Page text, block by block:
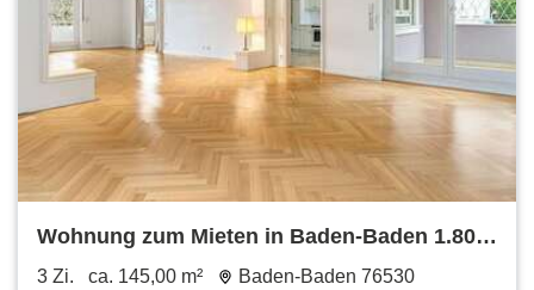
Wohnung zum Mieten in Baden-Baden 1.800
€ 145 m²
3 Zi. ca. 145,00 m² Baden-Baden 76530